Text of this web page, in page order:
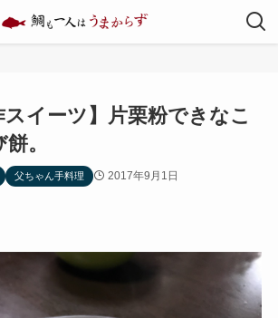
スイーツ】片栗粉できなこ
。
父ちゃん手料理 2017年9月1日